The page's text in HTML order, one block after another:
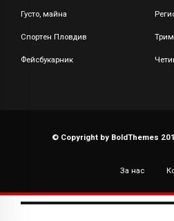
Густо, майна
Спортен Пловдив
Фейсбукарник
© Copyright by BoldThemes
За нас